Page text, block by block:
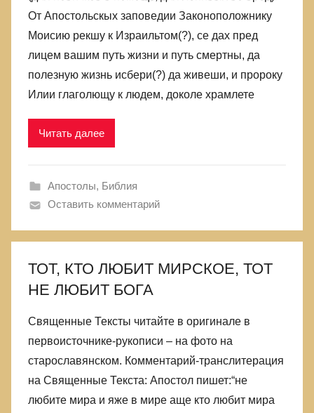
От Апостольскых заповедии Законоположнику
Моисию рекшу к Израильтом(?), се дах пред
лицем вашим путь жизни и путь смертны, да
полезную жизнь исбери(?) да живеши, и пророку
Илии глаголющу к людем, доколе храмлете
Читать далее
Апостолы, Библия
Оставить комментарий
ТОТ, КТО ЛЮБИТ МИРСКОЕ, ТОТ
НЕ ЛЮБИТ БОГА
Священные Тексты читайте в оригинале в
первоисточнике-рукописи – на фото на
старославянском. Комментарий-транслитерация
на Священные Текста: Апостол пишет:“не
любите мира и яже в мире аще кто любит мира